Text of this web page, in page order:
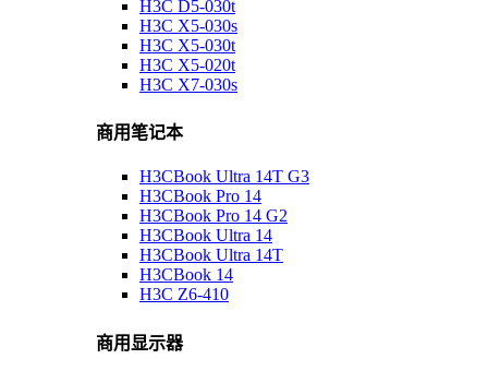
H3C D5-030t
H3C X5-030s
H3C X5-030t
H3C X5-020t
H3C X7-030s
商用笔记本
H3CBook Ultra 14T G3
H3CBook Pro 14
H3CBook Pro 14 G2
H3CBook Ultra 14
H3CBook Ultra 14T
H3CBook 14
H3C Z6-410
商用显示器